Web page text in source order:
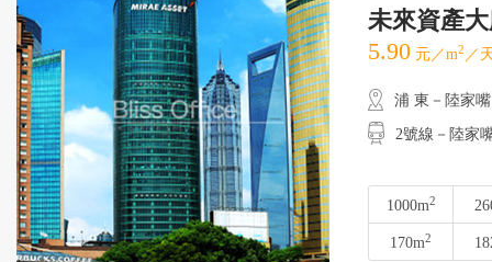
未來資產
5.90 元／m2 ／
浦 東－陸家嘴
2號線－陸家
1000m2
170m2